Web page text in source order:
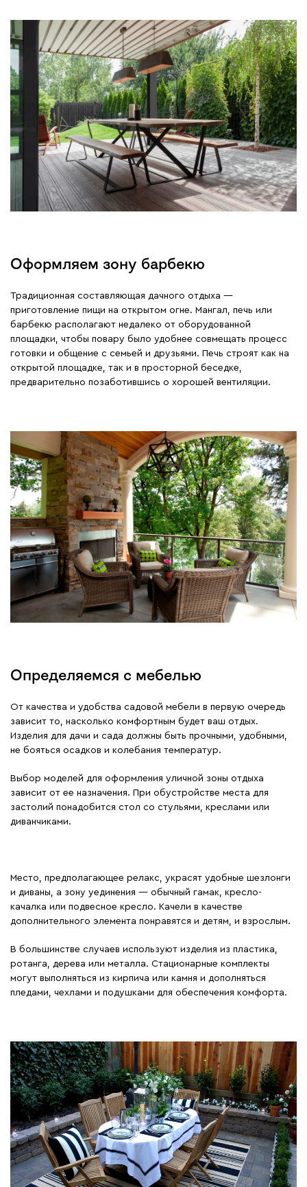
Оформляем зону барбекю
Традиционная составляющая дачного отдыха —
приготовление пищи на открытом огне. Мангал, печь или
барбекю располагают недалеко от оборудованной
площадки, чтобы повару было удобнее совмещать процесс
готовки и общение с семьей и друзьями. Печь строят как на
открытой площадке, так и в просторной беседке,
предварительно позаботившись о хорошей вентиляции.
Определяемся с мебелью
От качества и удобства садовой мебели в первую очередь
зависит то, насколько комфортным будет ваш отдых.
Изделия для дачи и сада должны быть прочными, удобными,
не бояться осадков и колебания температур.
Выбор моделей для оформления уличной зоны отдыха
зависит от ее назначения. При обустройстве места для
застолий понадобится стол со стульями, креслами или
диванчиками.
Место, предполагающее релакс, украсят удобные шезлонги
и диваны, а зону уединения — обычный гамак, кресло-
качалка или подвесное кресло. Качели в качестве
дополнительного элемента понравятся и детям, и взрослым.
В большинстве случаев используют изделия из пластика,
ротанга, дерева или металла. Стационарные комплекты
могут выполняться из кирпича или камня и дополняться
пледами, чехлами и подушками для обеспечения комфорта.